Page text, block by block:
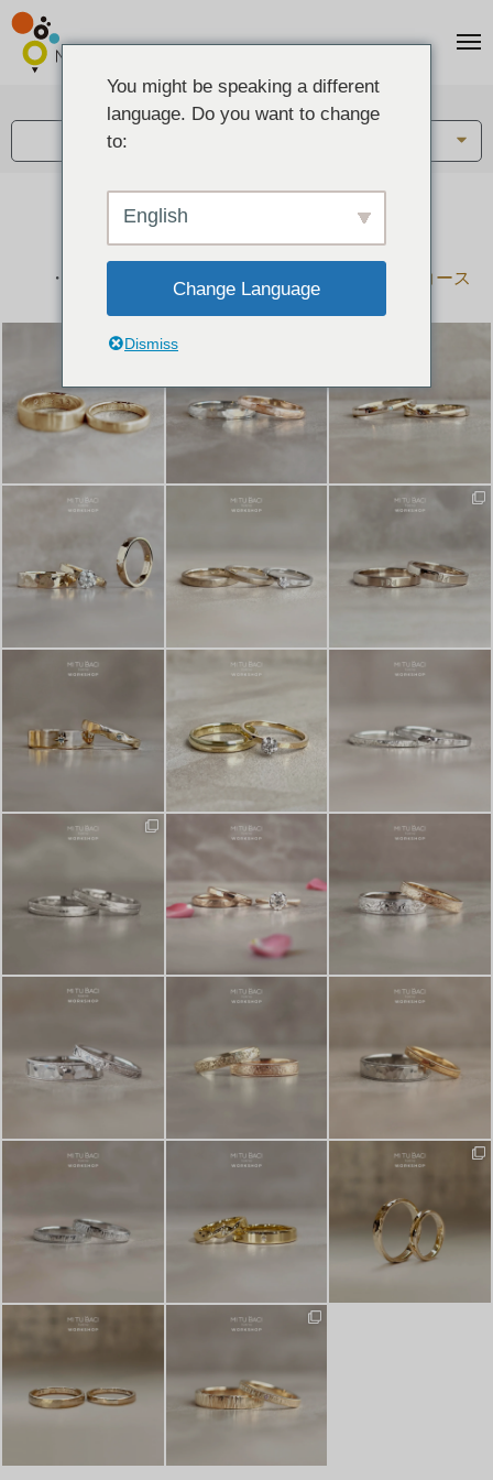
結婚指輪とペアリングのデザイン集
下記コースで手作りされた作品をご紹介します
手作り結婚指輪コース
手作りペアリングコース
You might be speaking a different
language. Do you want to change
to:
English
Change Language
Dismiss